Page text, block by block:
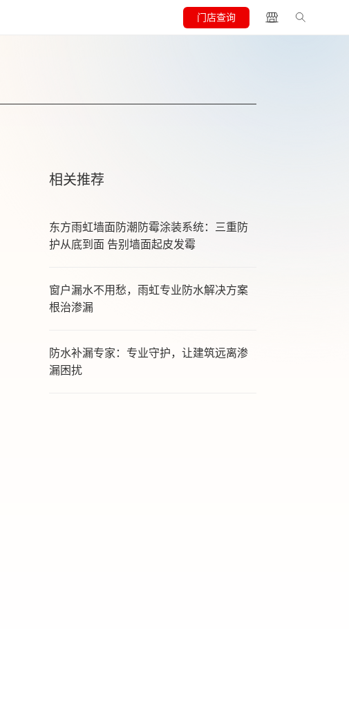
门店查询
相关推荐
东方雨虹墙面防潮防霉涂装系统：三重防
护从底到面 告别墙面起皮发霉
窗户漏水不用愁，雨虹专业防水解决方案
根治渗漏
防水补漏专家：专业守护，让建筑远离渗
漏困扰